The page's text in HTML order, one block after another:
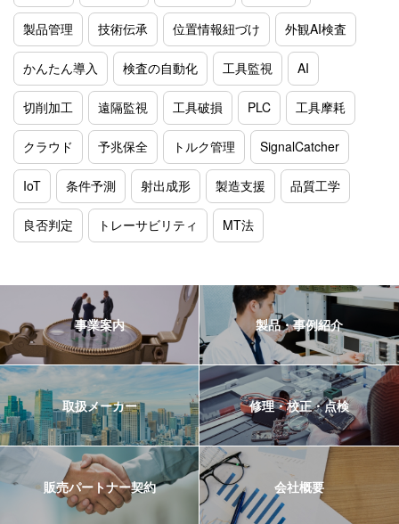
製品管理 技術伝承 位置情報紐づけ 外観AI検査
かんたん導入 検査の自動化 工具監視 AI
切削加工 遠隔監視 工具破損 PLC 工具摩耗
クラウド 予兆保全 トルク管理 SignalCatcher
IoT 条件予測 射出成形 製造支援 品質工学
良否判定 トレーサビリティ MT法
事業案内 製品・事例紹介
取扱メーカー 修理・校正・点検
販売パートナー契約 会社概要